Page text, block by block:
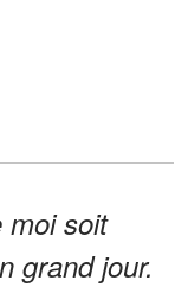
moi soit
grand jour.